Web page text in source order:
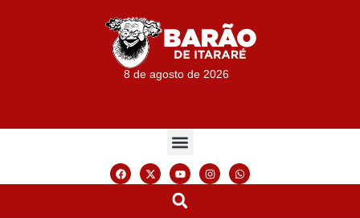
8 de agosto de 2026